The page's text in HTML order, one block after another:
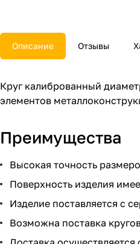
Описание Отзывы
Круг калиброванный
элементов
Преимущества
Высокая точность
Поверхность изделия
Изделие поставляется с
Возможна поставка